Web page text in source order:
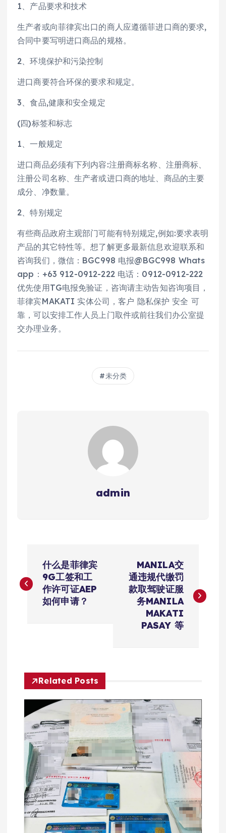
1、产品要求和技术
生产者或向菲律宾出口的商人应遵循菲进口商的要求,
合同中要写明进口商品的规格。
2、环境保护和污染控制
进口商要符合环保的要求和规定。
3、食品,健康和安全规定
(四)标签和标志
1、一般规定
进口商品必须有下列内容:注册商标名称、注册商标、
注册公司名称、生产者或进口商的地址、商品的主要
成分、净数量。
2、特别规定
有些商品政府主观部门可能有特别规定,例如:要求表明
产品的其它特性等。想了解更多最新信息欢迎联系和
咨询我们，微信：BGC998 电报@BGC998 Whats
app：+63 912-0912-222 电话：0912-0912-222
优先使用TG电报免验证，咨询请主动告知咨询项目，
菲律宾MAKATI 实体公司，客户 隐私保护 安全 可
靠，可以安排工作人员上门取件或前往我们办公室提
交办理业务。
未分类
admin
章
什么是菲律宾
9G工签和工
作许可证AEP
如何申请？
MANILA交
通违规代缴罚
款取驾驶证服
务MANILA
MAKATI
PASAY 等
Related Posts